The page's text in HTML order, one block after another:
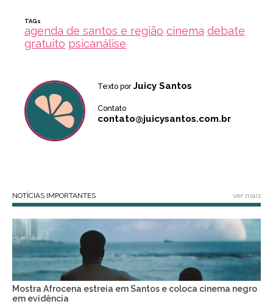
TAGs
agenda de santos e região cinema debate
gratuito psicanálise
Texto por Juicy Santos
Contato
contato@juicysantos.com.br
NOTÍCIAS IMPORTANTES ver mais
Mostra Afrocena estreia em Santos e coloca cinema negro
em evidência